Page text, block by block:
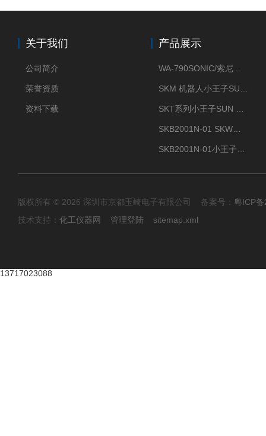
关于我们
公司简介
荣誉资质
资料下载
产品展示
版权所有 © 2026 深圳市京都玉崎电子有限公司 备案号： 粤ICP
技术支持： 化工仪器网 管理登陆 sitemap.xml
13717023088